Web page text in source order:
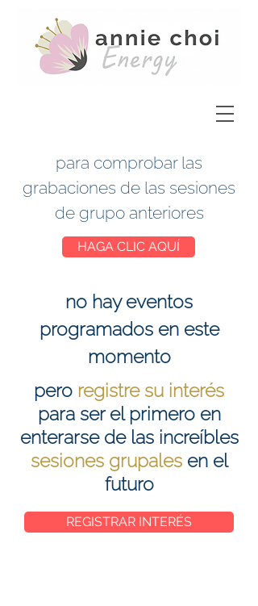
para comprobar las
grabaciones de las sesiones
de grupo anteriores
HAGA CLIC AQUÍ
no hay eventos
programados en este
momento
pero registre su interés
para ser el primero en
enterarse de las increíbles
sesiones grupalesen el
futuro
REGISTRAR INTERÉS